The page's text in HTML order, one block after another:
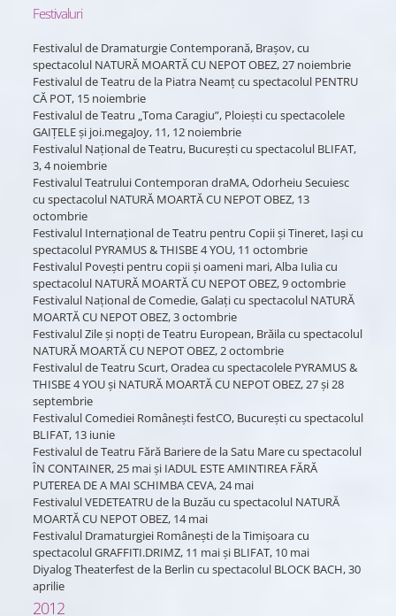
Festivaluri
Festivalul de Dramaturgie Contemporană, Braşov, cu
spectacolul NATURĂ MOARTĂ CU NEPOT OBEZ, 27 noiembrie
Festivalul de Teatru de la Piatra Neamţ cu spectacolul PENTRU
CĂ POT, 15 noiembrie
Festivalul de Teatru „Toma Caragiu”, Ploieşti cu spectacolele
GAIŢELE şi joi.megaJoy, 11, 12 noiembrie
Festivalul Naţional de Teatru, Bucureşti cu spectacolul BLIFAT,
3, 4 noiembrie
Festivalul Teatrului Contemporan draMA, Odorheiu Secuiesc
cu spectacolul NATURĂ MOARTĂ CU NEPOT OBEZ, 13
octombrie
Festivalul Internaţional de Teatru pentru Copii şi Tineret, Iaşi cu
spectacolul PYRAMUS & THISBE 4 YOU, 11 octombrie
Festivalul Poveşti pentru copii şi oameni mari, Alba Iulia cu
spectacolul NATURĂ MOARTĂ CU NEPOT OBEZ, 9 octombrie
Festivalul Naţional de Comedie, Galaţi cu spectacolul NATURĂ
MOARTĂ CU NEPOT OBEZ, 3 octombrie
Festivalul Zile şi nopţi de Teatru European, Brăila cu spectacolul
NATURĂ MOARTĂ CU NEPOT OBEZ, 2 octombrie
Festivalul de Teatru Scurt, Oradea cu spectacolele PYRAMUS &
THISBE 4 YOU şi NATURĂ MOARTĂ CU NEPOT OBEZ, 27 şi 28
septembrie
Festivalul Comediei Românești festCO, București cu spectacolul
BLIFAT, 13 iunie
Festivalul de Teatru Fără Bariere de la Satu Mare cu spectacolul
ÎN CONTAINER, 25 mai și IADUL ESTE AMINTIREA FĂRĂ
PUTEREA DE A MAI SCHIMBA CEVA, 24 mai
Festivalul VEDETEATRU de la Buzău cu spectacolul NATURĂ
MOARTĂ CU NEPOT OBEZ, 14 mai
Festivalul Dramaturgiei Românești de la Timișoara cu
spectacolul GRAFFITI.DRIMZ, 11 mai și BLIFAT, 10 mai
Diyalog Theaterfest de la Berlin cu spectacolul BLOCK BACH, 30
aprilie
2012